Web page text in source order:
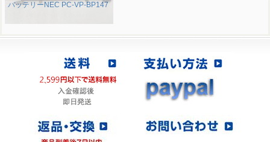
バッテリーNEC PC-VP-BP147